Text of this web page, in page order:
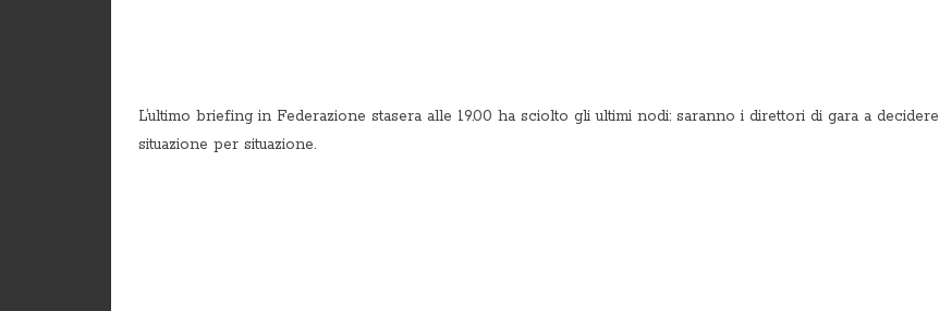
L’ultimo briefing in Federazione stasera alle 19.00 ha sciolto gli ultimi nodi: saranno i direttori di gara a decidere
situazione per situazione.